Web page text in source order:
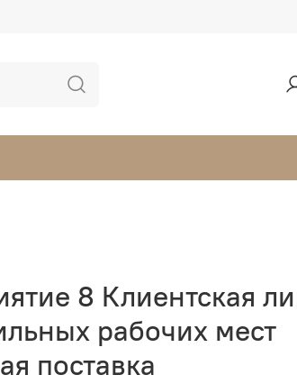
8 Клиентская
рабочих мест
поставка